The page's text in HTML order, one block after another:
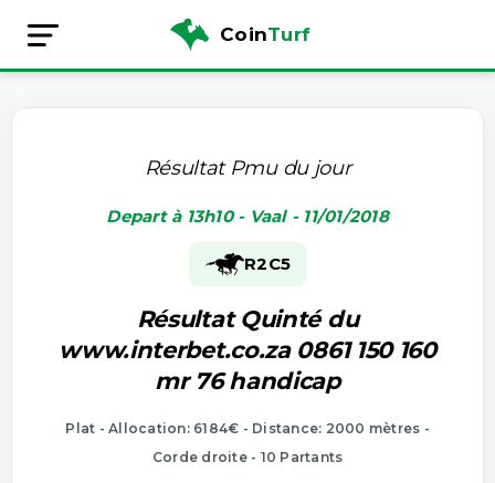
CoinTurf
Résultat Pmu du jour
Depart à 13h10 - Vaal - 11/01/2018
R2C5
Résultat Quinté du
www.interbet.co.za 0861 150 160
mr 76 handicap
Plat - Allocation: 6184€ - Distance: 2000 mètres -
Corde droite - 10 Partants